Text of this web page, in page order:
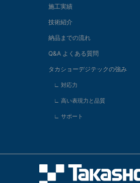
施工実績
技術紹介
納品までの流れ
Q&A よくある質問
タカショーデジテックの強み
∟ 対応力
∟ 高い表現力と品質
∟ サポート